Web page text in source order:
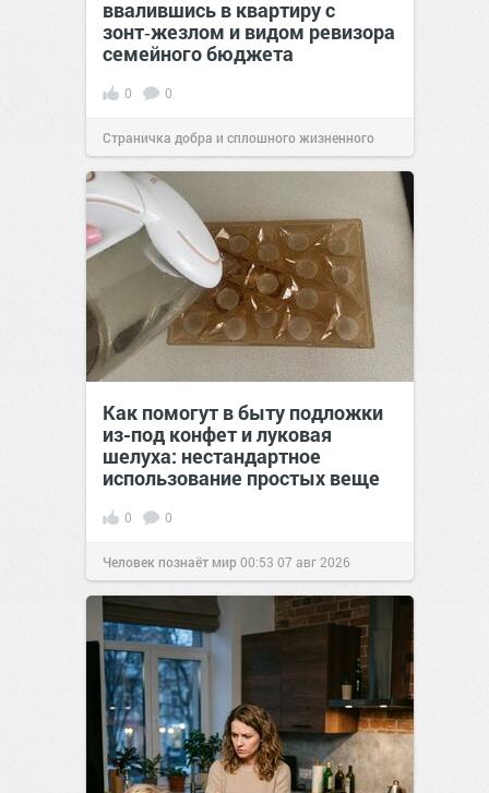
ввалившись в квартиру с
зонт‑жезлом и видом ревизора
семейного бюджета
0 0
Страничка добра и сплошного жизненного
позитива!17:38Вчера
Как помогут в быту подложки
из-под конфет и луковая
шелуха: нестандартное
использование простых веще
0 0
Человек познаёт мир00:53 07 авг 2026